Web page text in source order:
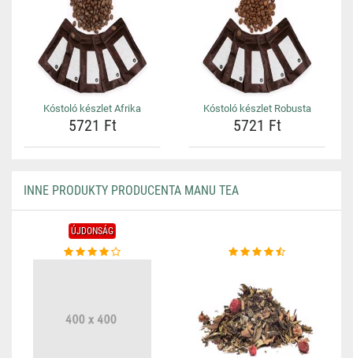
Kóstoló készlet Afrika
5721 Ft
Kóstoló készlet Robusta
5721 Ft
INNE PRODUKTY PRODUCENTA MANU TEA
ÚJDONSÁG